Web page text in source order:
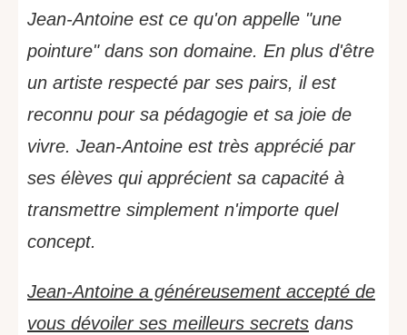
Jean-Antoine est ce qu'on appelle "une
pointure" dans son domaine. En plus d'être
un artiste respecté par ses pairs, il est
reconnu pour sa pédagogie et sa joie de
vivre. Jean-Antoine est très apprécié par
ses élèves qui apprécient sa capacité à
transmettre simplement n'importe quel
concept.
Jean-Antoine a généreusement accepté de
vous dévoiler ses meilleurs secrets dans